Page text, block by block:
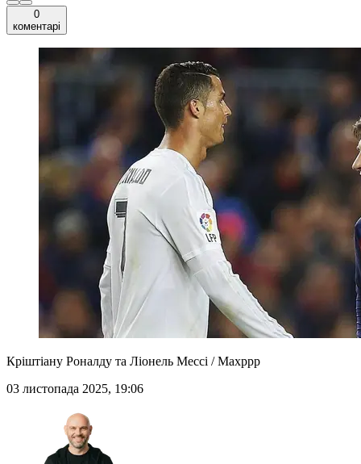
0
коментарі
Кріштіану Роналду та Ліонель Мессі / Maxppp
03 листопада 2025, 19:06